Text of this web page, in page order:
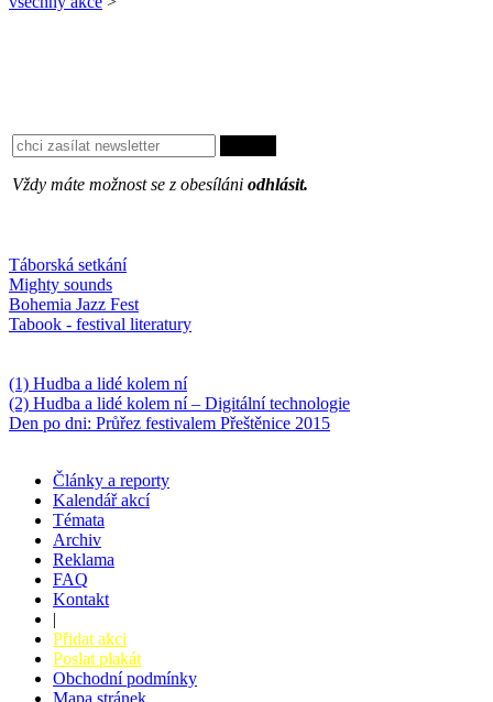
Vždy máte možnost se z obesíláni odhlásit.
Táborská setkání
Mighty sounds
Bohemia Jazz Fest
Tabook - festival literatury
(1) Hudba a lidé kolem ní
(2) Hudba a lidé kolem ní – Digitální technologie
Den po dni: Průřez festivalem Přeštěnice 2015
Články a reporty
Kalendář akcí
Témata
Archiv
Reklama
FAQ
Kontakt
|
Přidat akci
Poslat plakát
Obchodní podmínky
Mapa stránek